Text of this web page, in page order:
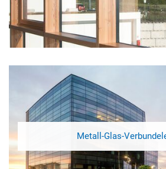
Metall-Glas-